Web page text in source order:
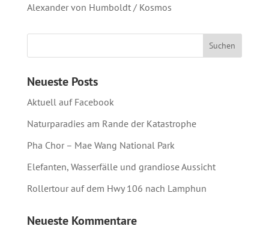
Alexander von Humboldt / Kosmos
Neueste Posts
Aktuell auf Facebook
Naturparadies am Rande der Katastrophe
Pha Chor – Mae Wang National Park
Elefanten, Wasserfälle und grandiose Aussicht
Rollertour auf dem Hwy 106 nach Lamphun
Neueste Kommentare